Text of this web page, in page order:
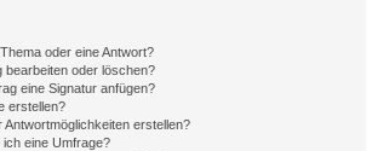
oder eine Antwort?
bearbeiten oder löschen?
eine Signatur anfügen?
erstellen?
erstellen?
eine Umfrage?